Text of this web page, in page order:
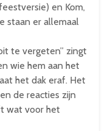
en Kom,
staan er allemaal
te vergeten” zingt
wie hem aan het
het dak eraf. Het
de reacties zijn
wat voor het